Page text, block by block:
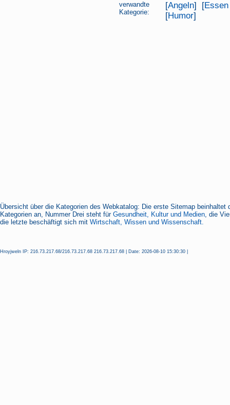
verwandte
Kategorie:
[Angeln] [
[Humor]
Übersicht über die Kategorien des Webkatalog: Die erste Sitemap beinhaltet
Kategorien an, Nummer Drei steht für Gesundheit, Kultur und Medien, die
die letzte beschäftigt sich mit Wirtschaft, Wissen und Wissenschaft.
Hroyjweln IP: 216.73.217.68/216.73.217.68 216.73.217.68 | Date: 2026-08-10 15:30:30 |